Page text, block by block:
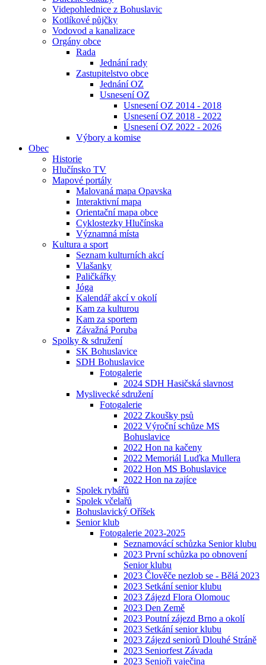
Videpohlednice z Bohuslavic
Kotlíkové půjčky
Vodovod a kanalizace
Orgány obce
Rada
Jednání rady
Zastupitelstvo obce
Jednání OZ
Usnesení OZ
Usnesení OZ 2014 - 2018
Usnesení OZ 2018 - 2022
Usnesení OZ 2022 - 2026
Výbory a komise
Obec
Historie
Hlučínsko TV
Mapové portály
Malovaná mapa Opavska
Interaktivní mapa
Orientační mapa obce
Cyklostezky Hlučínska
Významná místa
Kultura a sport
Seznam kulturních akcí
Vlašanky
Paličkářky
Jóga
Kalendář akcí v okolí
Kam za kulturou
Kam za sportem
Závažná Poruba
Spolky & sdružení
SK Bohuslavice
SDH Bohuslavice
Fotogalerie
2024 SDH Hasičská slavnost
Myslivecké sdružení
Fotogalerie
2022 Zkoušky psů
2022 Výroční schůze MS
Bohuslavice
2022 Hon na kačeny
2022 Memoriál Luďka Mullera
2022 Hon MS Bohuslavice
2022 Hon na zajíce
Spolek rybářů
Spolek včelařů
Bohuslavický Oříšek
Senior klub
Fotogalerie 2023-2025
Seznamovácí schůzka Senior klubu
2023 První schůzka po obnovení
Senior klubu
2023 Člověče nezlob se - Bělá 2023
2023 Setkání senior klubu
2023 Zájezd Flora Olomouc
2023 Den Země
2023 Poutní zájezd Brno a okolí
2023 Setkání senior klubu
2023 Zájezd seniorů Dlouhé Stráně
2023 Seniorfest Závada
2023 Senioři vaječina